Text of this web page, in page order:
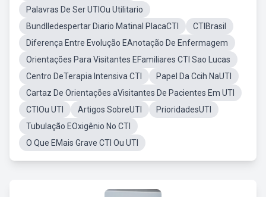
Palavras De Ser UTIOu Utilitario
Bundlledespertar Diario Matinal PlacaCTI
CTIBrasil
Diferença Entre Evolução EAnotação De Enfermagem
Orientações Para Visitantes EFamiliares CTI Sao Lucas
Centro DeTerapia Intensiva CTI
Papel Da Ccih NaUTI
Cartaz De Orientações aVisitantes De Pacientes Em UTI
CTIOu UTI
Artigos SobreUTI
PrioridadesUTI
Tubulação EOxigênio No CTI
O Que EMais Grave CTI Ou UTI